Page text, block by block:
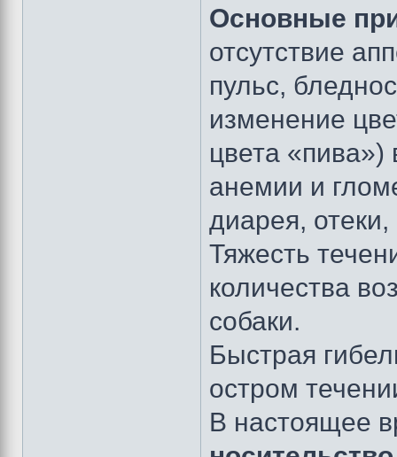
Основные
отсутствие
пульс,
изменение
цвета «пива»)
анемии и
диарея,
Тяжесть
количества
собаки.
Быстрая
остром
В настоящее